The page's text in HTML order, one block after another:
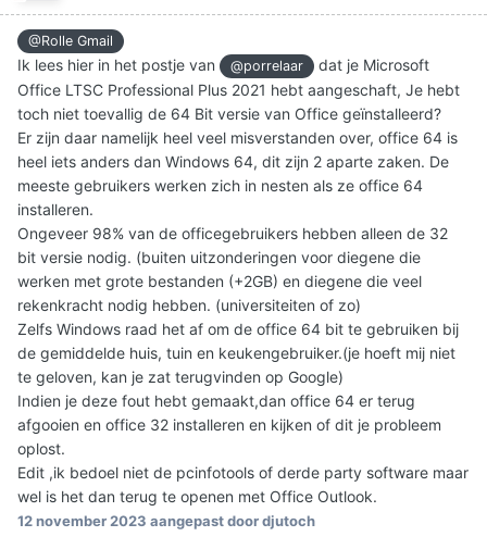
@Rolle Gmail
Ik lees hier in het postje van @porrelaar
dat je Microsoft
Office LTSC Professional Plus 2021 hebt aangeschaft, Je hebt
toch niet toevallig de 64 Bit versie van Office geïnstalleerd?
Er zijn daar namelijk heel veel misverstanden over, office 64 is
heel iets anders dan Windows 64, dit zijn 2 aparte zaken. De
meeste gebruikers werken zich in nesten als ze office 64
installeren.
Ongeveer 98% van de officegebruikers hebben alleen de 32
bit versie nodig. (buiten uitzonderingen voor diegene die
werken met grote bestanden (+2GB) en diegene die veel
rekenkracht nodig hebben. (universiteiten of zo)
Zelfs Windows raad het af om de office 64 bit te gebruiken bij
de gemiddelde huis, tuin en keukengebruiker.(je hoeft mij niet
te geloven, kan je zat terugvinden op Google)
Indien je deze fout hebt gemaakt,dan office 64 er terug
afgooien en office 32 installeren en kijken of dit je probleem
oplost.
Edit ,ik bedoel niet de pcinfotools of derde party software maar
wel is het dan terug te openen met Office Outlook.
12 november 2023 aangepast door djutoch